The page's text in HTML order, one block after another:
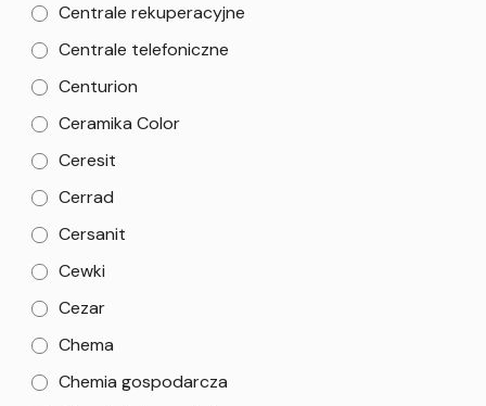
Centrale rekuperacyjne
Centrale telefoniczne
Centurion
Ceramika Color
Ceresit
Cerrad
Cersanit
Cewki
Cezar
Chema
Chemia gospodarcza